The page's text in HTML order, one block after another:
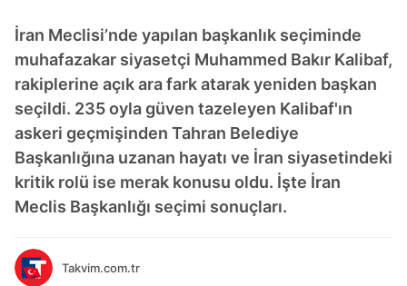
İran Meclisi’nde yapılan başkanlık seçiminde
muhafazakar siyasetçi Muhammed Bakır Kalibaf,
rakiplerine açık ara fark atarak yeniden başkan
seçildi. 235 oyla güven tazeleyen Kalibaf'ın
askeri geçmişinden Tahran Belediye
Başkanlığına uzanan hayatı ve İran siyasetindeki
kritik rolü ise merak konusu oldu. İşte İran
Meclis Başkanlığı seçimi sonuçları.
Takvim.com.tr